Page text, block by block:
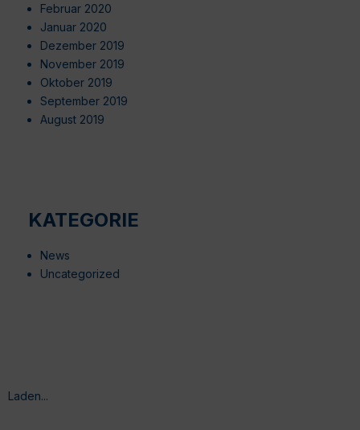
Februar 2020
Januar 2020
Dezember 2019
November 2019
Oktober 2019
September 2019
August 2019
KATEGORIE
News
Uncategorized
Laden...